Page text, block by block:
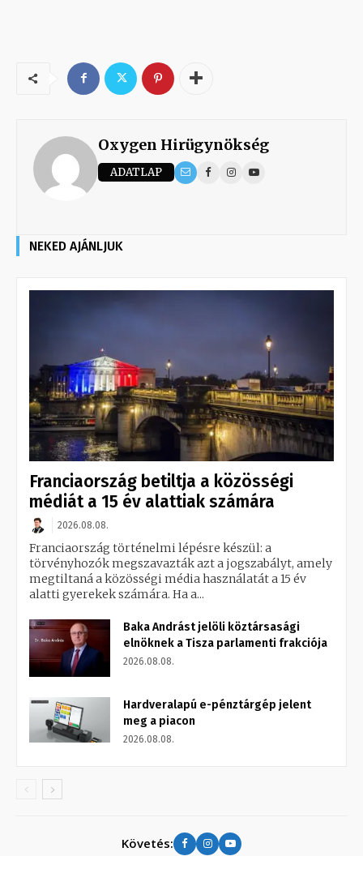
Oxygen Hirügynökség
ADATLAP
NEKED AJÁNLJUK
Franciaország betiltja a közösségi
médiát a 15 év alattiak számára
2026.08.08.
Franciaország történelmi lépésre készül: a
törvényhozók megszavazták azt a jogszabályt, amely
megtiltaná a közösségi média használatát a 15 év
alatti gyerekek számára. Ha a...
Baka Andrást jelöli köztársasági
elnöknek a Tisza parlamenti frakciója
2026.08.08.
Hardveralapú e-pénztárgép jelent
meg a piacon
2026.08.08.
Követés: